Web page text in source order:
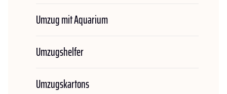
Umzug mit Aquarium
Umzugshelfer
Umzugskartons